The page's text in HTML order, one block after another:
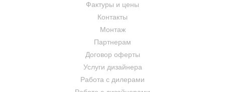
Фактуры и цены
Контакты
Монтаж
Партнерам
Договор оферты
Услуги дизайнера
Работа с дилерами